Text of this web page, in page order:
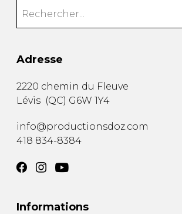
Adresse
2220 chemin du Fleuve
Lévis (QC) G6W 1Y4
info@productionsdoz.com
418 834-8384
Informations